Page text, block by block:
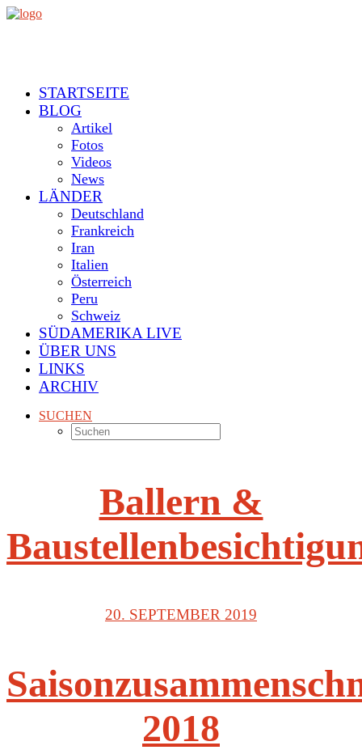
STARTSEITE
BLOG
Artikel
Fotos
Videos
News
LÄNDER
Deutschland
Frankreich
Iran
Italien
Österreich
Peru
Schweiz
SÜDAMERIKA LIVE
ÜBER UNS
LINKS
ARCHIV
SUCHEN
Ballern &
20. SEPTEMBER 2019
2018